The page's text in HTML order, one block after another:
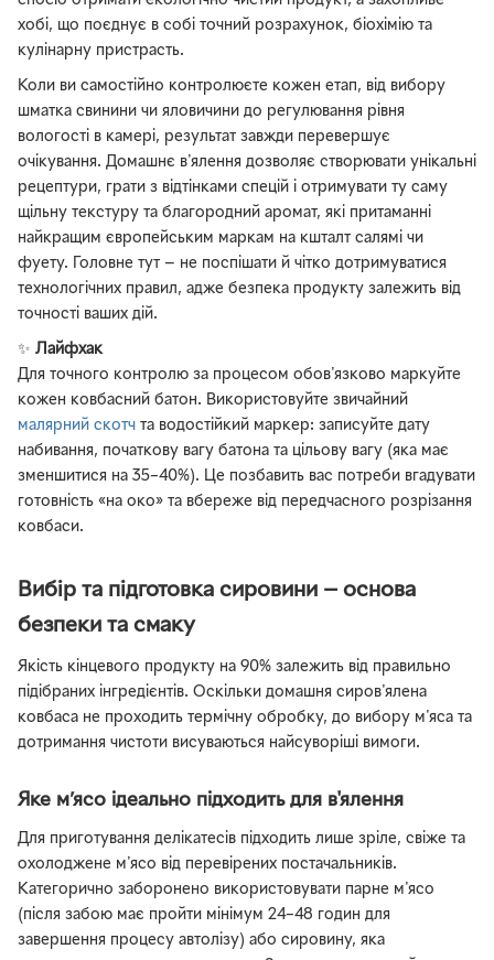
хобі, що поєднує в собі точний розрахунок, біохімію та
кулінарну пристрасть.
Коли ви самостійно контролюєте кожен етап, від вибору
шматка свинини чи яловичини до регулювання рівня
вологості в камері, результат завжди перевершує
очікування. Домашнє в'ялення дозволяє створювати унікальні
рецептури, грати з відтінками спецій і отримувати ту саму
щільну текстуру та благородний аромат, які притаманні
найкращим європейським маркам на кшталт салямі чи
фуету. Головне тут — не поспішати й чітко дотримуватися
технологічних правил, адже безпека продукту залежить від
точності ваших дій.
✨ Лайфхак
Для точного контролю за процесом обов'язково маркуйте
кожен ковбасний батон. Використовуйте звичайний
малярний скотч та водостійкий маркер: записуйте дату
набивання, початкову вагу батона та цільову вагу (яка має
зменшитися на 35–40%). Це позбавить вас потреби вгадувати
готовність «на око» та вбереже від передчасного розрізання
ковбаси.
Вибір та підготовка сировини — основа
безпеки та смаку
Якість кінцевого продукту на 90% залежить від правильно
підібраних інгредієнтів. Оскільки домашня сиров'ялена
ковбаса не проходить термічну обробку, до вибору м'яса та
дотримання чистоти висуваються найсуворіші вимоги.
Яке м’ясо ідеально підходить для в'ялення
Для приготування делікатесів підходить лише зріле, свіже та
охолоджене м'ясо від перевірених постачальників.
Категорично заборонено використовувати парне м'ясо
(після забою має пройти мінімум 24–48 годин для
завершення процесу автолізу) або сировину, яка